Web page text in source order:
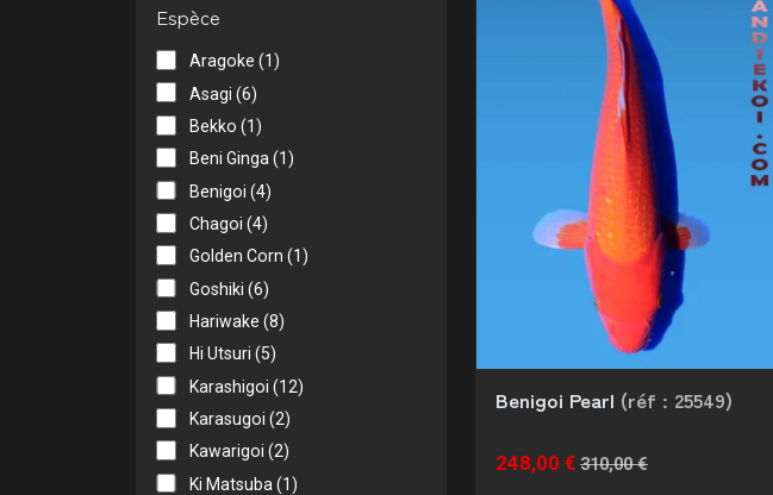
Espèce
Aragoke (1)
Asagi (6)
Bekko (1)
Beni Ginga (1)
Benigoi (4)
Chagoi (4)
Golden Corn (1)
Goshiki (6)
Hariwake (8)
Hi Utsuri (5)
Karashigoi (12)
Karasugoi (2)
Kawarigoi (2)
Ki Matsuba (1)
Benigoi Pearl (réf : 25549)
248,00 € 310,00 €